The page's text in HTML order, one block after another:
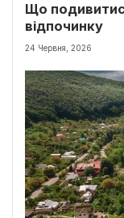
Що
відпочинку
24 Червня, 2026